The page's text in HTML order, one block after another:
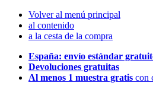
Volver al menú principal
al contenido
a la cesta de la compra
España: envío estándar
Devoluciones gratuitas
Al menos 1 muestra gratis con